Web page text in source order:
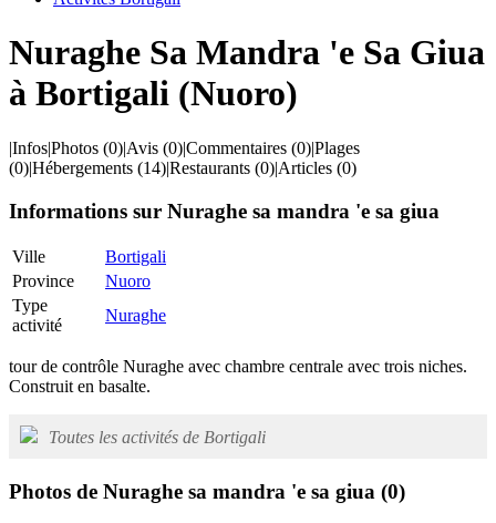
Nuraghe Sa Mandra 'e Sa Giua
à Bortigali (Nuoro)
|Infos|Photos (0)|Avis (0)|Commentaires (0)|Plages
(0)|Hébergements (14)|Restaurants (0)|Articles (0)
Informations sur Nuraghe sa mandra 'e sa giua
Ville
Bortigali
Province
Nuoro
Type
activité
Nuraghe
tour de contrôle Nuraghe avec chambre centrale avec trois niches.
Construit en basalte.
Toutes les activités de Bortigali
Photos de Nuraghe sa mandra 'e sa giua (0)